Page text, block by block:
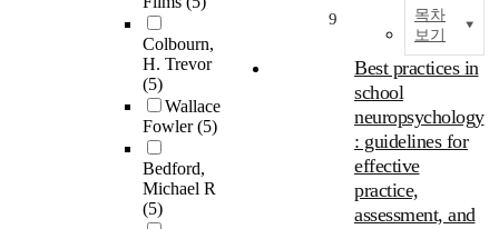
Colbourn,
H. Trevor
(5)
Wallace
Fowler(5)
Bedford,
Michael R
(5)
목차
보기
9
Best practices in
school
neuropsychology
: guidelines for
effective
practice,
assessment, and